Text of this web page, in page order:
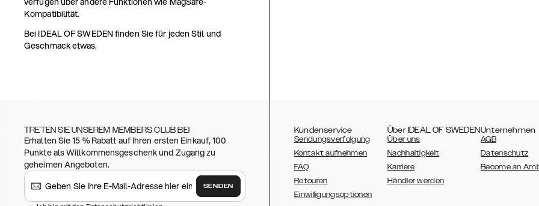
Kompatibilität.
Bei IDEAL OF SWEDEN finden Sie für jeden Stil und
Geschmack etwas.
TRETEN SIE UNSEREM MEMBERS CLUB BEI
Erhalten Sie 15 % Rabatt auf Ihren ersten Einkauf, 100
Punkte als Willkommensgeschenk und Zugang zu
geheimen Angeboten.
SENDEN
Kundenservice
Sendungsverfolgung
Kontakt aufnehmen
FAQ
Retouren
Einwilligungsoptionen
Über IDEAL OF SWEDEN
Über uns
Nachhaltigkeit
Karriere
Händler werden
Unternehmen
AGB
Datenschutz
Become an